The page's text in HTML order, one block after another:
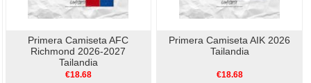
Primera Camiseta AFC
Richmond 2026-2027
Tailandia
€18.68
Primera Camiseta AIK 2026
Tailandia
€18.68